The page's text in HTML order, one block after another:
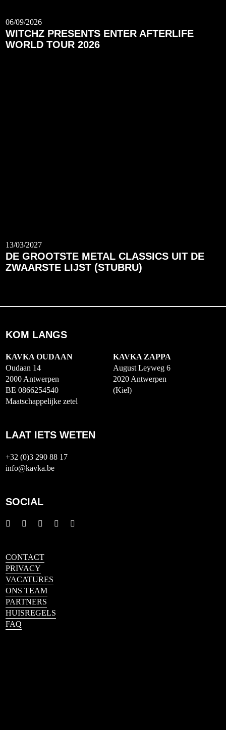
06/09/2026
WITCHZ PRESENTS ENTER AFTERLIFE
WORLD TOUR 2026
13/03/2027
DE GROOTSTE METAL CLASSICS UIT DE
ZWAARSTE LIJST (STUBRU)
KOM LANGS
KAVKA OUDAAN
Oudaan 14
2000 Antwerpen
BE 0866254540
Maatschappelijke zetel
KAVKA ZAPPA
August Leyweg 6
2020 Antwerpen
(Kiel)
LAAT IETS WETEN
+32 (0)3 290 88 17
info@kavka.be
SOCIAL
CONTACT
PRIVACY
VACATURES
ONS TEAM
PARTNERS
HUISREGELS
FAQ